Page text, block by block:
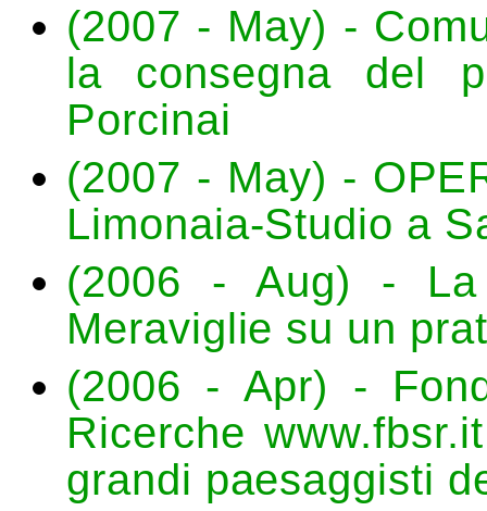
(2007 - May) -
la consegna del
Porcinai
(2007 - May) -
Limonaia-Studio a
(2006 - Aug) -
Meraviglie su un
(2006 - Apr) -
Ricerche
grandi paesaggisti